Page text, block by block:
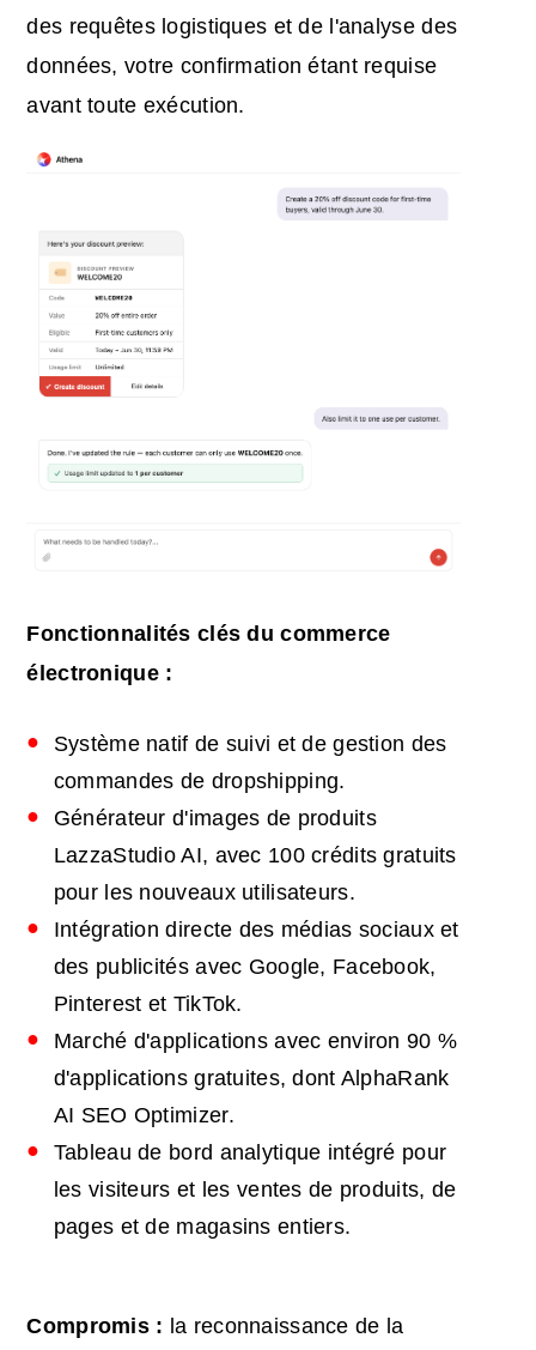
des requêtes logistiques et de l'analyse des
données, votre confirmation étant requise
avant toute exécution.
Fonctionnalités clés du commerce
électronique :
Système natif de suivi et de gestion des
commandes de dropshipping.
Générateur d'images de produits
LazzaStudio AI, avec 100 crédits gratuits
pour les nouveaux utilisateurs.
Intégration directe des médias sociaux et
des publicités avec Google, Facebook,
Pinterest et TikTok.
Marché d'applications avec environ 90 %
d'applications gratuites, dont AlphaRank
AI SEO Optimizer.
Tableau de bord analytique intégré pour
les visiteurs et les ventes de produits, de
pages et de magasins entiers.
Compromis : la reconnaissance de la